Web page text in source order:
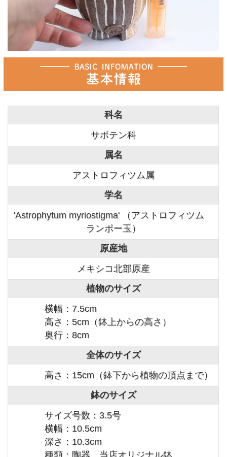
科名
サボテン科
属名
アストロフィツム属
学名
'Astrophytum myriostigma' （アストロフィツム
ランポー玉）
原産地
メキシコ北部原産
植物のサイズ
横幅：7.5cm
高さ：5cm（鉢上からの高さ）
奥行：8cm
全体のサイズ
高さ：15cm（鉢下から植物の頂点まで）
鉢のサイズ
サイズ号数：3.5号
横幅：10.5cm
深さ：10.3cm
種類：陶器 当店オリジナル鉢